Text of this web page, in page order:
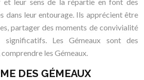
dans leur entourage. Ils apprécient être
partager des moments de convivialité
Les Gémeaux sont des
les Gémeaux.
DES GÉMEAUX